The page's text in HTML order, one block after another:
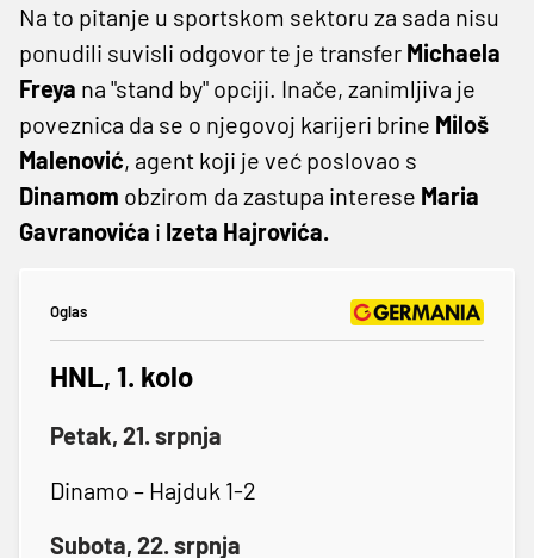
Na to pitanje u sportskom sektoru za sada nisu
ponudili suvisli odgovor te je transfer Michaela
Freya na "stand by" opciji. Inače, zanimljiva je
poveznica da se o njegovoj karijeri brine Miloš
Malenović, agent koji je već poslovao s
Dinamom obzirom da zastupa interese Maria
Gavranovića i Izeta Hajrovića.
Oglas
HNL, 1. kolo
Petak, 21. srpnja
Dinamo – Hajduk 1-2
Subota, 22. srpnja